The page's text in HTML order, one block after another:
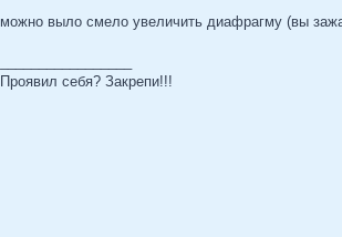
можно выло смело увеличить диафрагму (вы
Проявил себя? Закрепи!!!